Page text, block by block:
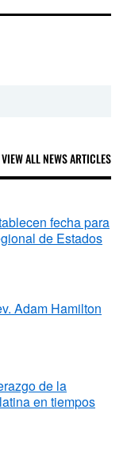
VIEW ALL NEWS ARTICLES
fecha para
de Estados
Adam Hamilton
de la
en tiempos